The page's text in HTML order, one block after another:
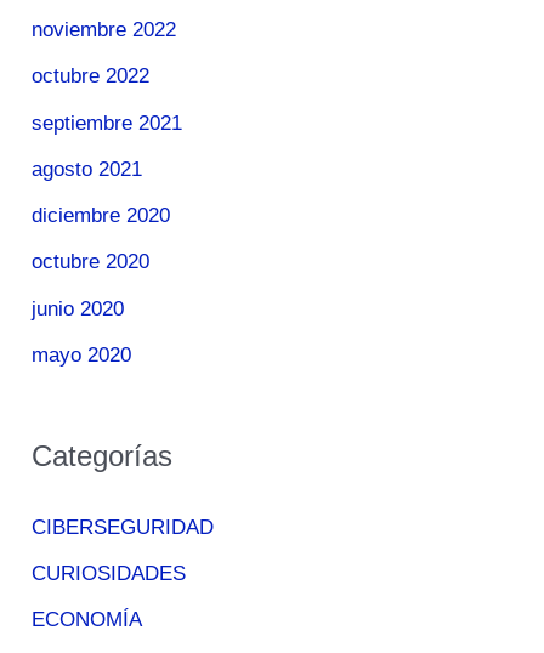
noviembre 2022
octubre 2022
septiembre 2021
agosto 2021
diciembre 2020
octubre 2020
junio 2020
mayo 2020
Categorías
CIBERSEGURIDAD
CURIOSIDADES
ECONOMÍA